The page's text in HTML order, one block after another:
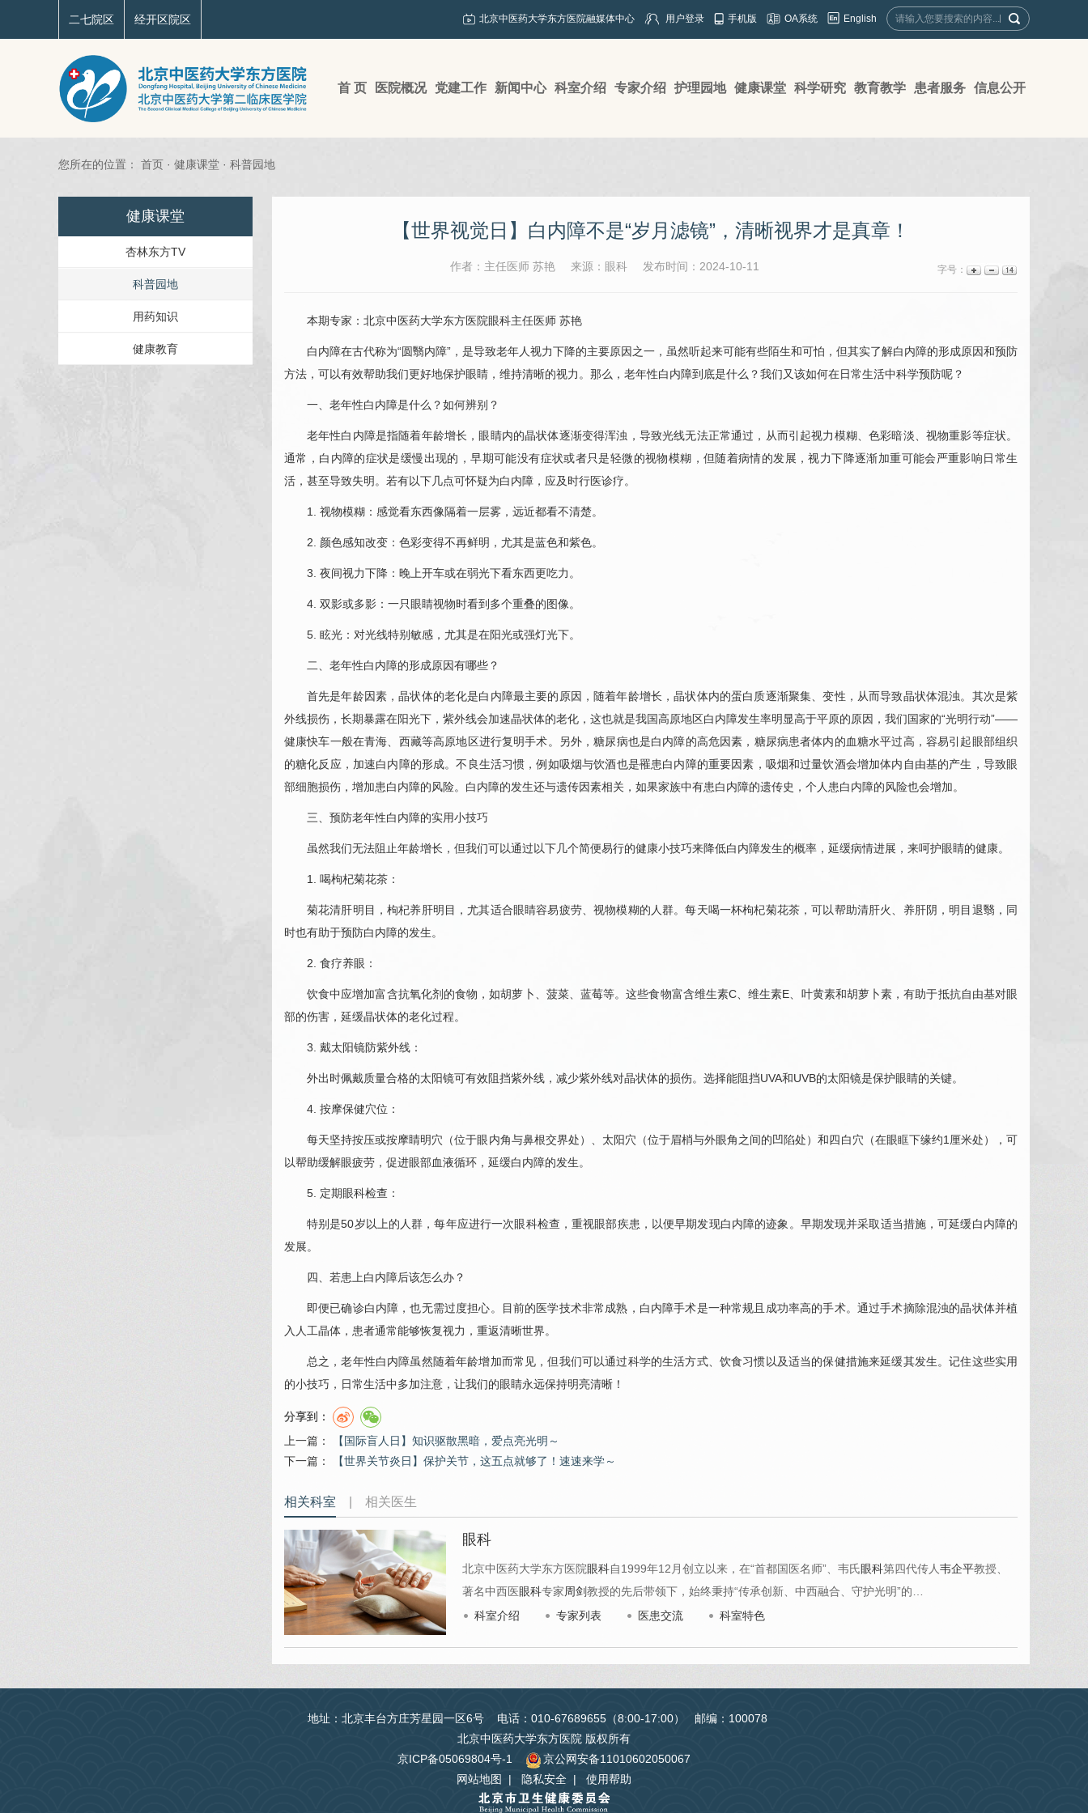
二七院区 经开区院区 北京中医药大学东方医院融媒体中心 用户登录 手机版 OA系统 English
首 页 医院概况 党建工作 新闻中心 科室介绍 专家介绍 护理园地 健康课堂 科学研究 教育教学 患者服务 信息公开
您所在的位置： 首页 · 健康课堂 · 科普园地
健康课堂
杏林东方TV
科普园地
用药知识
健康教育
【世界视觉日】白内障不是“岁月滤镜”，清晰视界才是真章！
作者：主任医师 苏艳 来源：眼科 发布时间：2024-10-11 字号：
本期专家：北京中医药大学东方医院眼科主任医师 苏艳
白内障在古代称为“圆翳内障”，是导致老年人视力下降的主要原因之一，虽然听起来可能有些陌生和可怕，但其实了解白内障的形成原因和预防
方法，可以有效帮助我们更好地保护眼睛，维持清晰的视力。那么，老年性白内障到底是什么？我们又该如何在日常生活中科学预防呢？
一、老年性白内障是什么？如何辨别？
老年性白内障是指随着年龄增长，眼睛内的晶状体逐渐变得浑浊，导致光线无法正常通过，从而引起视力模糊、色彩暗淡、视物重影等症状。
通常，白内障的症状是缓慢出现的，早期可能没有症状或者只是轻微的视物模糊，但随着病情的发展，视力下降逐渐加重可能会严重影响日常生
活，甚至导致失明。若有以下几点可怀疑为白内障，应及时行医诊疗。
1. 视物模糊：感觉看东西像隔着一层雾，远近都看不清楚。
2. 颜色感知改变：色彩变得不再鲜明，尤其是蓝色和紫色。
3. 夜间视力下降：晚上开车或在弱光下看东西更吃力。
4. 双影或多影：一只眼睛视物时看到多个重叠的图像。
5. 眩光：对光线特别敏感，尤其是在阳光或强灯光下。
二、老年性白内障的形成原因有哪些？
首先是年龄因素，晶状体的老化是白内障最主要的原因，随着年龄增长，晶状体内的蛋白质逐渐聚集、变性，从而导致晶状体混浊。其次是紫
外线损伤，长期暴露在阳光下，紫外线会加速晶状体的老化，这也就是我国高原地区白内障发生率明显高于平原的原因，我们国家的“光明行动”——
健康快车一般在青海、西藏等高原地区进行复明手术。另外，糖尿病也是白内障的高危因素， 糖尿病患者体内的血糖水平过高，容易引起眼部组织
的糖化反应，加速白内障的形成。不良生活习惯，例如吸烟与饮酒也是罹患白内障的重要因素，吸烟和过量饮酒会增加体内自由基的产生，导致眼
部细胞损伤，增加患白内障的风险。白内障的发生还与遗传因素相关，如果家族中有患白内障的遗传史，个人患白内障的风险也会增加。
三、预防老年性白内障的实用小技巧
虽然我们无法阻止年龄增长，但我们可以通过以下几个简便易行的健康小技巧来降低白内障发生的概率，延缓病情进展，来呵护眼睛的健康。
1. 喝枸杞菊花茶：
菊花清肝明目，枸杞养肝明目，尤其适合眼睛容易疲劳、视物模糊的人群。每天喝一杯枸杞菊花茶，可以帮助清肝火、养肝阴，明目退翳，同
时也有助于预防白内障的发生。
2. 食疗养眼：
饮食中应增加富含抗氧化剂的食物，如胡萝卜、菠菜、蓝莓等。这些食物富含维生素C、维生素E、叶黄素和胡萝卜素，有助于抵抗自由基对眼
部的伤害，延缓晶状体的老化过程。
3. 戴太阳镜防紫外线：
外出时佩戴质量合格的太阳镜可有效阻挡紫外线，减少紫外线对晶状体的损伤。选择能阻挡UVA和UVB的太阳镜是保护眼睛的关键。
4. 按摩保健穴位：
每天坚持按压或按摩睛明穴（位于眼内角与鼻根交界处）、太阳穴（位于眉梢与外眼角之间的凹陷处）和四白穴（在眼眶下缘约1厘米处），可
以帮助缓解眼疲劳，促进眼部血液循环，延缓白内障的发生。
5. 定期眼科检查：
特别是50岁以上的人群，每年应进行一次眼科检查，重视眼部疾患，以便早期发现白内障的迹象。早期发现并采取适当措施，可延缓白内障的
发展。
四、若患上白内障后该怎么办？
即便已确诊白内障，也无需过度担心。目前的医学技术非常成熟，白内障手术是一种常规且成功率高的手术。通过手术摘除混浊的晶状体并植
入人工晶体，患者通常能够恢复视力，重返清晰世界。
总之，老年性白内障虽然随着年龄增加而常见，但我们可以通过科学的生活方式、饮食习惯以及适当的保健措施来延缓其发生。记住这些实用
的小技巧，日常生活中多加注意，让我们的眼睛永远保持明亮清晰！
分享到：
上一篇：
【国际盲人日】知识驱散黑暗，爱点亮光明～
下一篇：
【世界关节炎日】保护关节，这五点就够了！速速来学～
相关科室 相关医生
眼科
北京中医药大学东方医院眼科自1999年12月创立以来，在“首都国医名师”、韦氏眼科第四代传人韦企平教授、
著名中西医眼科专家周剑教授的先后带领下，始终秉持“传承创新、中西融合、守护光明”的…
科室介绍
专家列表 医患交流 科室特色
地址：北京丰台方庄芳星园一区6号 电话：010-67689655（8:00-17:00） 邮编：100078
北京中医药大学东方医院 版权所有
京ICP备05069804号-1
京公网安备11010602050067
网站地图
| 隐私安全 | 使用帮助